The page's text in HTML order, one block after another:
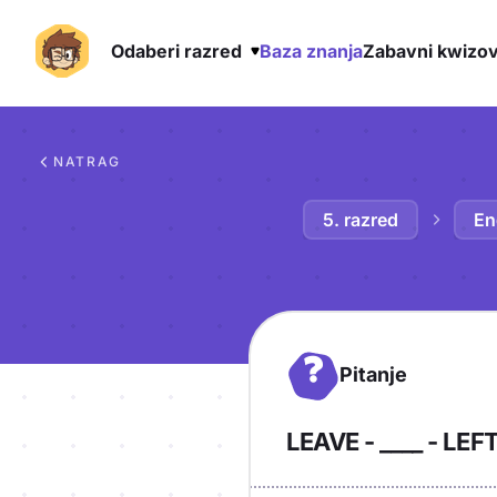
Odaberi razred Baza znanjaZabavni
NATRAG
5. razred
? Pitanje
LEAVE - ____ -